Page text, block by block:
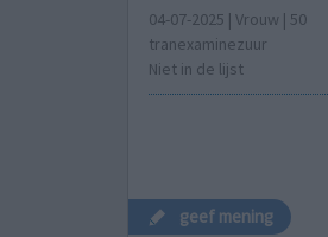
04-07-2025 | Vrouw | 50
tranexaminezuur
Niet in de lijst
geef mening